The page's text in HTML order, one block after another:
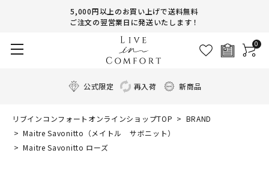
5,000円以上のお買い上げで送料無料
ご注文の翌営業日に発送いたします！
0
公式限定 再入荷 新商品
リブインコンフォートオンラインショップTOP
BRAND
Maitre Savonitto（メイトル サボニット）
Maitre Savonitto ローズ